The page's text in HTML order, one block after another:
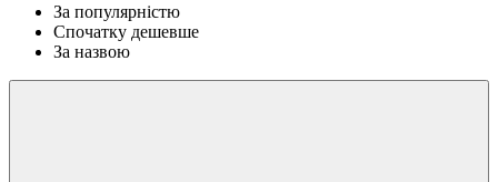
За популярністю
Спочатку дешевше
За назвою